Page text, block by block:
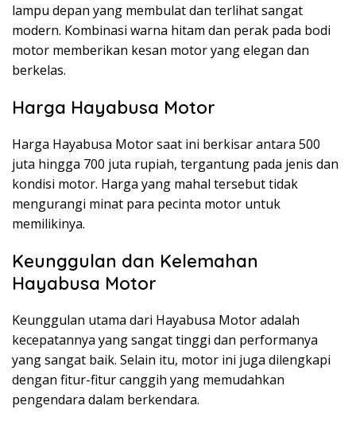
lampu depan yang membulat dan terlihat sangat
modern. Kombinasi warna hitam dan perak pada bodi
motor memberikan kesan motor yang elegan dan
berkelas.
Harga Hayabusa Motor
Harga Hayabusa Motor saat ini berkisar antara 500
juta hingga 700 juta rupiah, tergantung pada jenis dan
kondisi motor. Harga yang mahal tersebut tidak
mengurangi minat para pecinta motor untuk
memilikinya.
Keunggulan dan Kelemahan
Hayabusa Motor
Keunggulan utama dari Hayabusa Motor adalah
kecepatannya yang sangat tinggi dan performanya
yang sangat baik. Selain itu, motor ini juga dilengkapi
dengan fitur-fitur canggih yang memudahkan
pengendara dalam berkendara.